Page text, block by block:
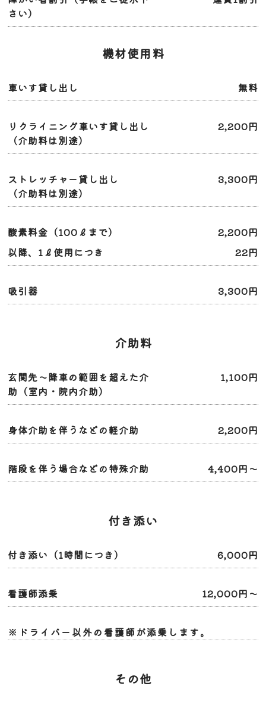
さい）
機材使用料
車いす貸し出し 無料
リクライニング車いす貸し出し
（介助料は別途）
2,200円
ストレッチャー貸し出し
（介助料は別途）
3,300円
酸素料金（100ℓまで）
2,200円
以降、1ℓ使用につき
22円
吸引器 3,300円
介助料
玄関先～降車の範囲を超えた介
助（室内・院内介助）
1,100円
身体介助を伴うなどの軽介助 2,200円
階段を伴う場合などの特殊介助 4,400円〜
付き添い
付き添い（1時間につき） 6,000円
看護師添乗 12,000円～
※ドライバー以外の看護師が添乗します。
その他